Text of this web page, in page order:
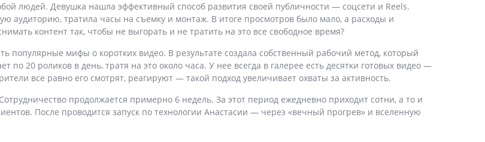
людей. Девушка нашла эффективный способ развития своей публичности — соцсети и Reels.
аудиторию, тратила часы на съемку и монтаж. В итоге просмотров было мало, а расходы и
контент так, чтобы не выгорать и не тратить на это все свободное время?
популярные мифы о коротких видео. В результате создала собственный рабочий метод, который
по 20 роликов в день, тратя на это около часа. У нее всегда в галерее есть десятки готовых видео —
все равно его смотрят, реагируют — такой подход увеличивает охваты за активность.
продолжается примерно 6 недель. За этот период ежедневно приходит сотни, а то и
После проводится запуск по технологии Анастасии — через «вечный прогрев» и вселенную